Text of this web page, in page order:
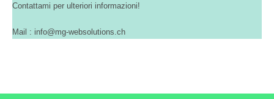
Contattami per ulteriori informazioni!
Mail : info@mg-websolutions.ch